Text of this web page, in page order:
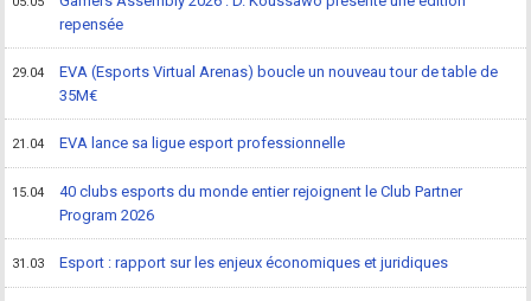
repensée
29.04
EVA (Esports Virtual Arenas) boucle un nouveau tour de table de
35M€
21.04 EVA lance sa ligue esport professionnelle
15.04
40 clubs esports du monde entier rejoignent le Club Partner
Program 2026
31.03 Esport : rapport sur les enjeux économiques et juridiques